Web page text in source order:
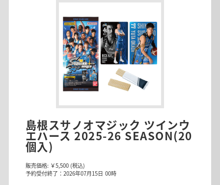
島根スサノオマジック ツインウ
エハース 2025-26 SEASON(20
個入)
販売価格: ￥5,500 (税込)
予約受付終了：2026年07月15日 00時